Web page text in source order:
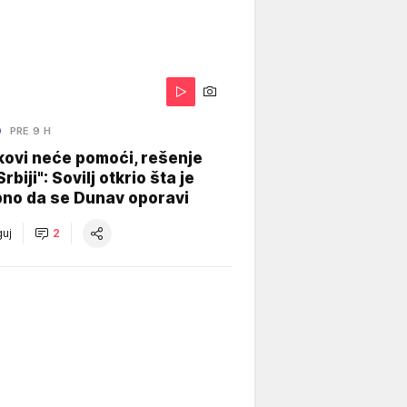
PRE 9 H
neće pomoći, rešenje
Sovilj otkrio šta je
da se Dunav oporavi
2